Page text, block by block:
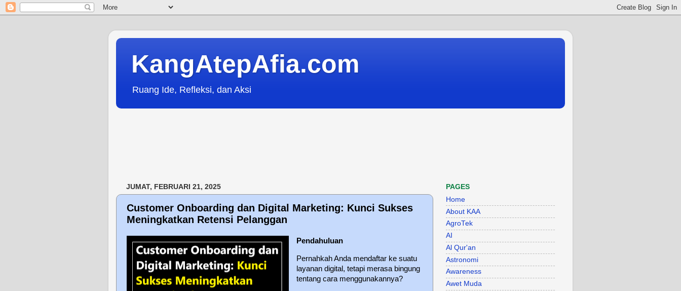
KangAtepAfia.com
Ruang Ide, Refleksi, dan Aksi
JUMAT, FEBRUARI 21, 2025
Customer Onboarding dan Digital Marketing: Kunci Sukses
Meningkatkan Retensi Pelanggan
Pendahuluan
Pernahkah Anda mendaftar ke suatu
layanan digital, tetapi merasa bingung
tentang cara menggunakannya?
PAGES
Home
About KAA
AgroTek
AI
Al Qur'an
Astronomi
Awareness
Awet Muda